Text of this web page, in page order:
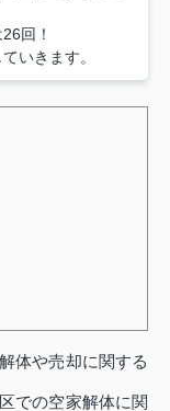
回！
いきます。
体や売却に関する
での空家解体に関